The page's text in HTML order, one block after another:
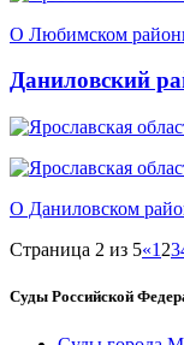
О Любимском
Даниловский
О Даниловском
Страница 2 из 5«1 23
Суды Российской